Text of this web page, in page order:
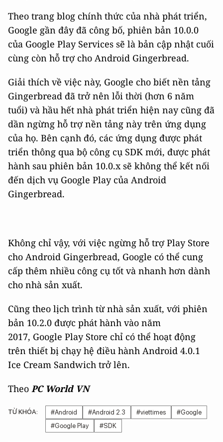
Theo trang blog chính thức của nhà phát triển,
Google gần đây đã công bố, phiên bản 10.0.0
của Google Play Services sẽ là bản cập nhật cuối
cùng còn hỗ trợ cho Android Gingerbread.
Giải thích về việc này, Google cho biết nền tảng
Gingerbread đã trở nên lỗi thời (hơn 6 năm
tuổi) và hầu hết nhà phát triển hiện nay cũng đã
dần ngừng hỗ trợ nền tảng này trên ứng dụng
của họ. Bên cạnh đó, các ứng dụng được phát
triển thông qua bộ công cụ SDK mới, được phát
hành sau phiên bản 10.0.x sẽ không thể kết nối
đến dịch vụ Google Play của Android
Gingerbread.
Không chỉ vậy, với việc ngừng hỗ trợ Play Store
cho Android Gingerbread, Google có thể cung
cấp thêm nhiều công cụ tốt và nhanh hơn dành
cho nhà sản xuất.
Cũng theo lịch trình từ nhà sản xuất, với phiên
bản 10.2.0 được phát hành vào năm
2017, Google Play Store chỉ có thể hoạt động
trên thiết bị chạy hệ điều hành Android 4.0.1
Ice Cream Sandwich trở lên.
Theo PC World VN
TỪ KHÓA: #Android #Android 2.3 #viettimes
#Google
#Google Play
#SDK